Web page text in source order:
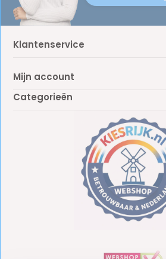
Klantenservice
Mijn account
Categorieën